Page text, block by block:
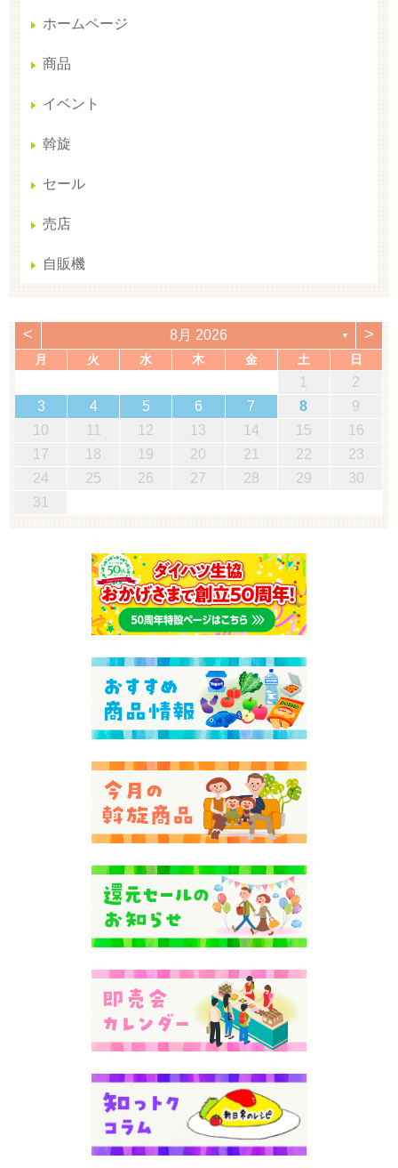
ホームページ
商品
イベント
斡旋
セール
売店
自販機
< 8月 2026 ▼ >
月 火 水 木 金 土 日
1
2
3
4 5 6 7 8
9
10
11 12 13 14 15
16
17
18 19 20 21 22
23
24
25 26 27 28 29
30
31